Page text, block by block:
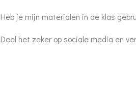
Heb je mijn materialen in de klas
Deel het zeker op sociale media en